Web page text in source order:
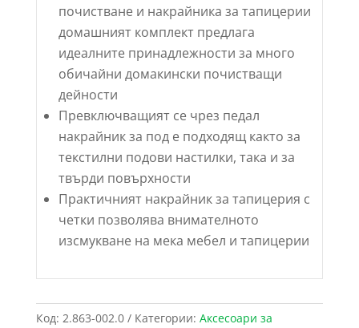
почистване и накрайника за тапицерии
домашният комплект предлага
идеалните принадлежности за много
обичайни домакински почистващи
дейности
Превключващият се чрез педал
накрайник за под е подходящ както за
текстилни подови настилки, така и за
твърди повърхности
Практичният накрайник за тапицерия с
четки позволява внимателното
изсмукване на мека мебел и тапицерии
Код: 2.863-002.0 Категории: Аксесоари за